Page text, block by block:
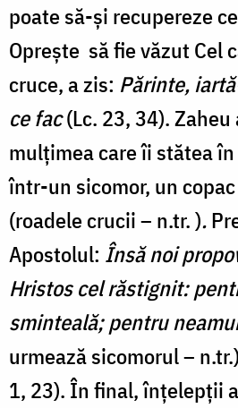
poate să-și recupereze
Oprește să fie văzut Cel
cruce, a zis: Părinte,
ce fac(Lc. 23, 34). Zaheu
mulțimea care îi stătea
într-un sicomor, un
(roadele crucii – n.tr. ).
Apostolul: Însă noi
Hristos cel răstignit:
sminteală; pentru
urmează sicomorul –
1, 23). În final, înțelepții